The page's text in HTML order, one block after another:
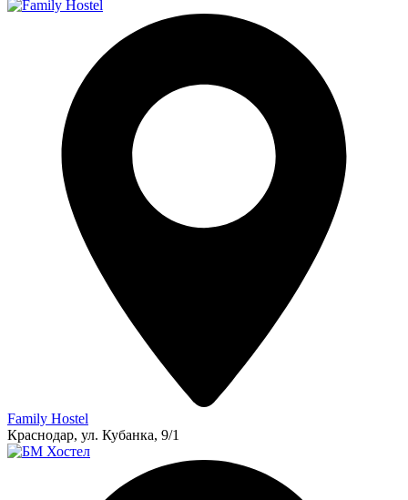
Family Hostel
Краснодар, ул. Кубанка, 9/1